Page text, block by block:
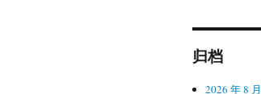
归档
2026 年 8 月